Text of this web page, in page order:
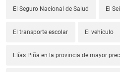
El Seguro Nacional de Salud El
El transporte escolar El vehículo
Elías Piña en la provincia de mayor